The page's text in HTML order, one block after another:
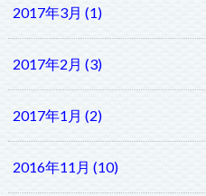
2017年3月 (1)
2017年2月 (3)
2017年1月 (2)
2016年11月 (10)